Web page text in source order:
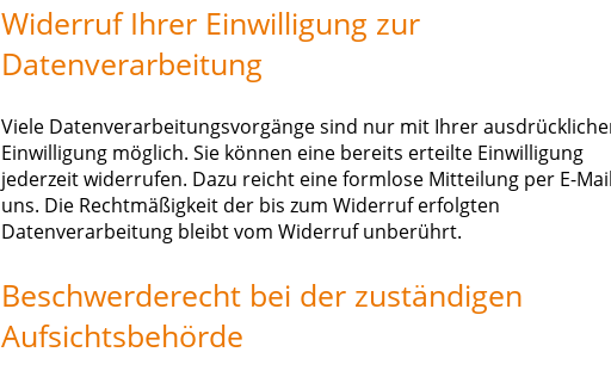
Widerruf Ihrer Einwilligung zur
Datenverarbeitung
Viele Datenverarbeitungsvorgänge sind nur mit Ihrer
Einwilligung möglich. Sie können eine bereits erteilte Einwilligung
jederzeit widerrufen. Dazu reicht eine formlose Mitteilung per E-
uns. Die Rechtmäßigkeit der bis zum Widerruf erfolgten
Datenverarbeitung bleibt vom Widerruf unberührt.
Beschwerderecht bei der zuständigen
Aufsichtsbehörde